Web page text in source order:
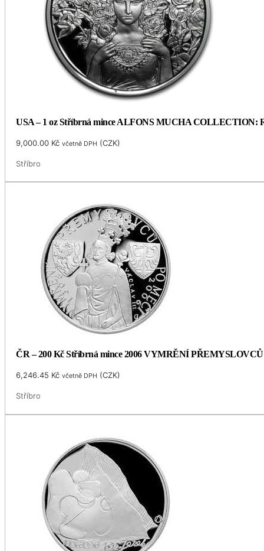
USA – 1 oz Stříbrná mince ALFONS MUCHA COLLECTION:
9,000.00 Kč včetně DPH (CZK)
Stříbro
ČR – 200 Kč Stříbrná mince 2006 VYMRĚNÍ
6,246.45 Kč včetně DPH (CZK)
Stříbro